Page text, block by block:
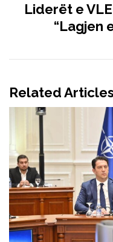
Liderët e
“Lagjen
Related Articles